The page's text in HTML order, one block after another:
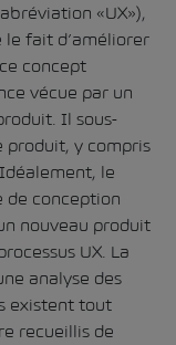
«UX»),
le fait d’améliorer
concept
vécue par un
Il sous-
produit, y compris
le
de conception
nouveau produit
UX. La
analyse des
existent tout
recueillis de